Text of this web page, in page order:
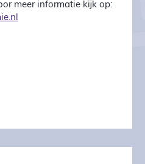
meer informatie kijk op: